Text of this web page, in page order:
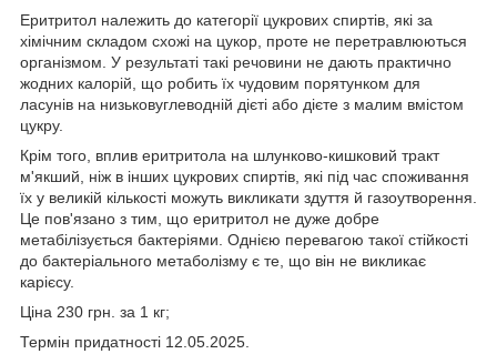
Еритритол належить до категорії цукрових спиртів, які за
хімічним складом схожі на цукор, проте не перетравлюються
організмом. У результаті такі речовини не дають практично
жодних калорій, що робить їх чудовим порятунком для
ласунів на низьковуглеводній дієті або дієте з малим вмістом
цукру.
Крім того, вплив еритритола на шлунково-кишковий тракт
м'якший, ніж в інших цукрових спиртів, які під час споживання
їх у великій кількості можуть викликати здуття й газоутворення.
Це пов'язано з тим, що еритритол не дуже добре
метабілізується бактеріями. Однією перевагою такої стійкості
до бактеріального метаболізму є те, що він не викликає
карієсу.
Ціна 230 грн. за 1 кг;
Термін придатності 12.05.2025.